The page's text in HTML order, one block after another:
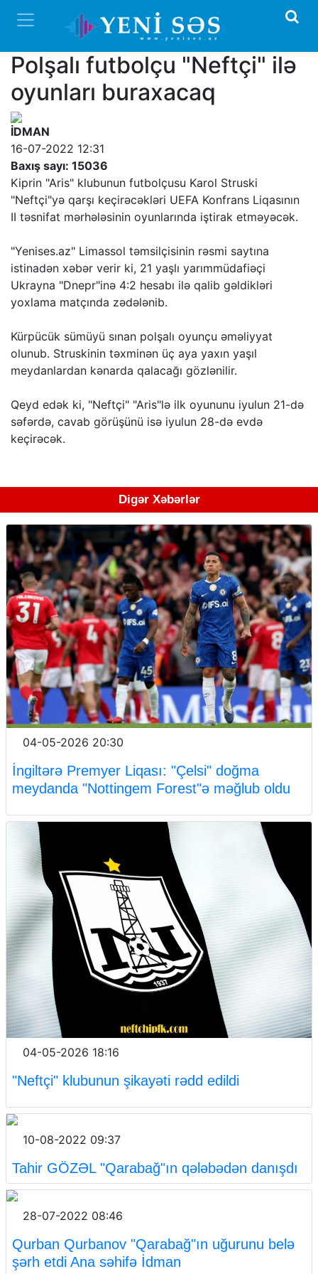
Polşalı futbolçu "Neftçi" ilə
oyunları buraxacaq
İDMAN
16-07-2022 12:31
Baxış sayı: 15036
Kiprin "Aris" klubunun futbolçusu Karol Struski
"Neftçi"yə qarşı keçirəcəkləri UEFA Konfrans Liqasının
II təsnifat mərhələsinin oyunlarında iştirak etməyəcək.
"Yenises.az" Limassol təmsilçisinin rəsmi saytına
istinadən xəbər verir ki, 21 yaşlı yarımmüdafiəçi
Ukrayna "Dnepr"inə 4:2 hesabı ilə qalib gəldikləri
yoxlama matçında zədələnib.
Kürpücük sümüyü sınan polşalı oyunçu əməliyyat
olunub. Struskinin təxminən üç aya yaxın yaşıl
meydanlardan kənarda qalacağı gözlənilir.
Qeyd edək ki, "Neftçi" "Aris"lə ilk oyununu iyulun 21-də
səfərdə, cavab görüşünü isə iyulun 28-də evdə
keçirəcək.
Digər Xəbərlər
04-05-2026 20:30
İngiltərə Premyer Liqası: "Çelsi" doğma
meydanda "Nottingem Forest"ə məğlub oldu
04-05-2026 18:16
"Neftçi" klubunun şikayəti rədd edildi
10-08-2022 09:37
Tahir GÖZƏL "Qarabağ"ın qələbədən danışdı
28-07-2022 08:46
Qurban Qurbanov "Qarabağ"ın uğurunu belə
şərh etdi Ana səhifə İdman